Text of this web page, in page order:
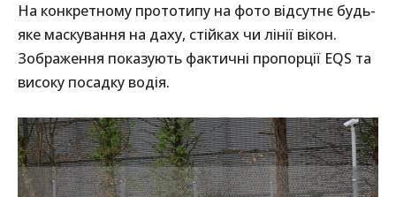
На конкретному прототипу на фото відсутнє будь-
яке маскування на даху, стійках чи лінії вікон.
Зображення показують фактичні пропорції EQS та
високу посадку водія.